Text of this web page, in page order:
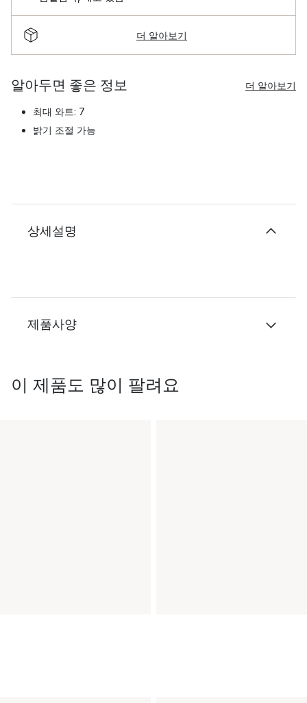
더 알아보기
알아두면 좋은 정보 더 알아보기
최대 와트: 7
밝기 조절 가능
상세설명
제품사양
이 제품도 많이 팔려요